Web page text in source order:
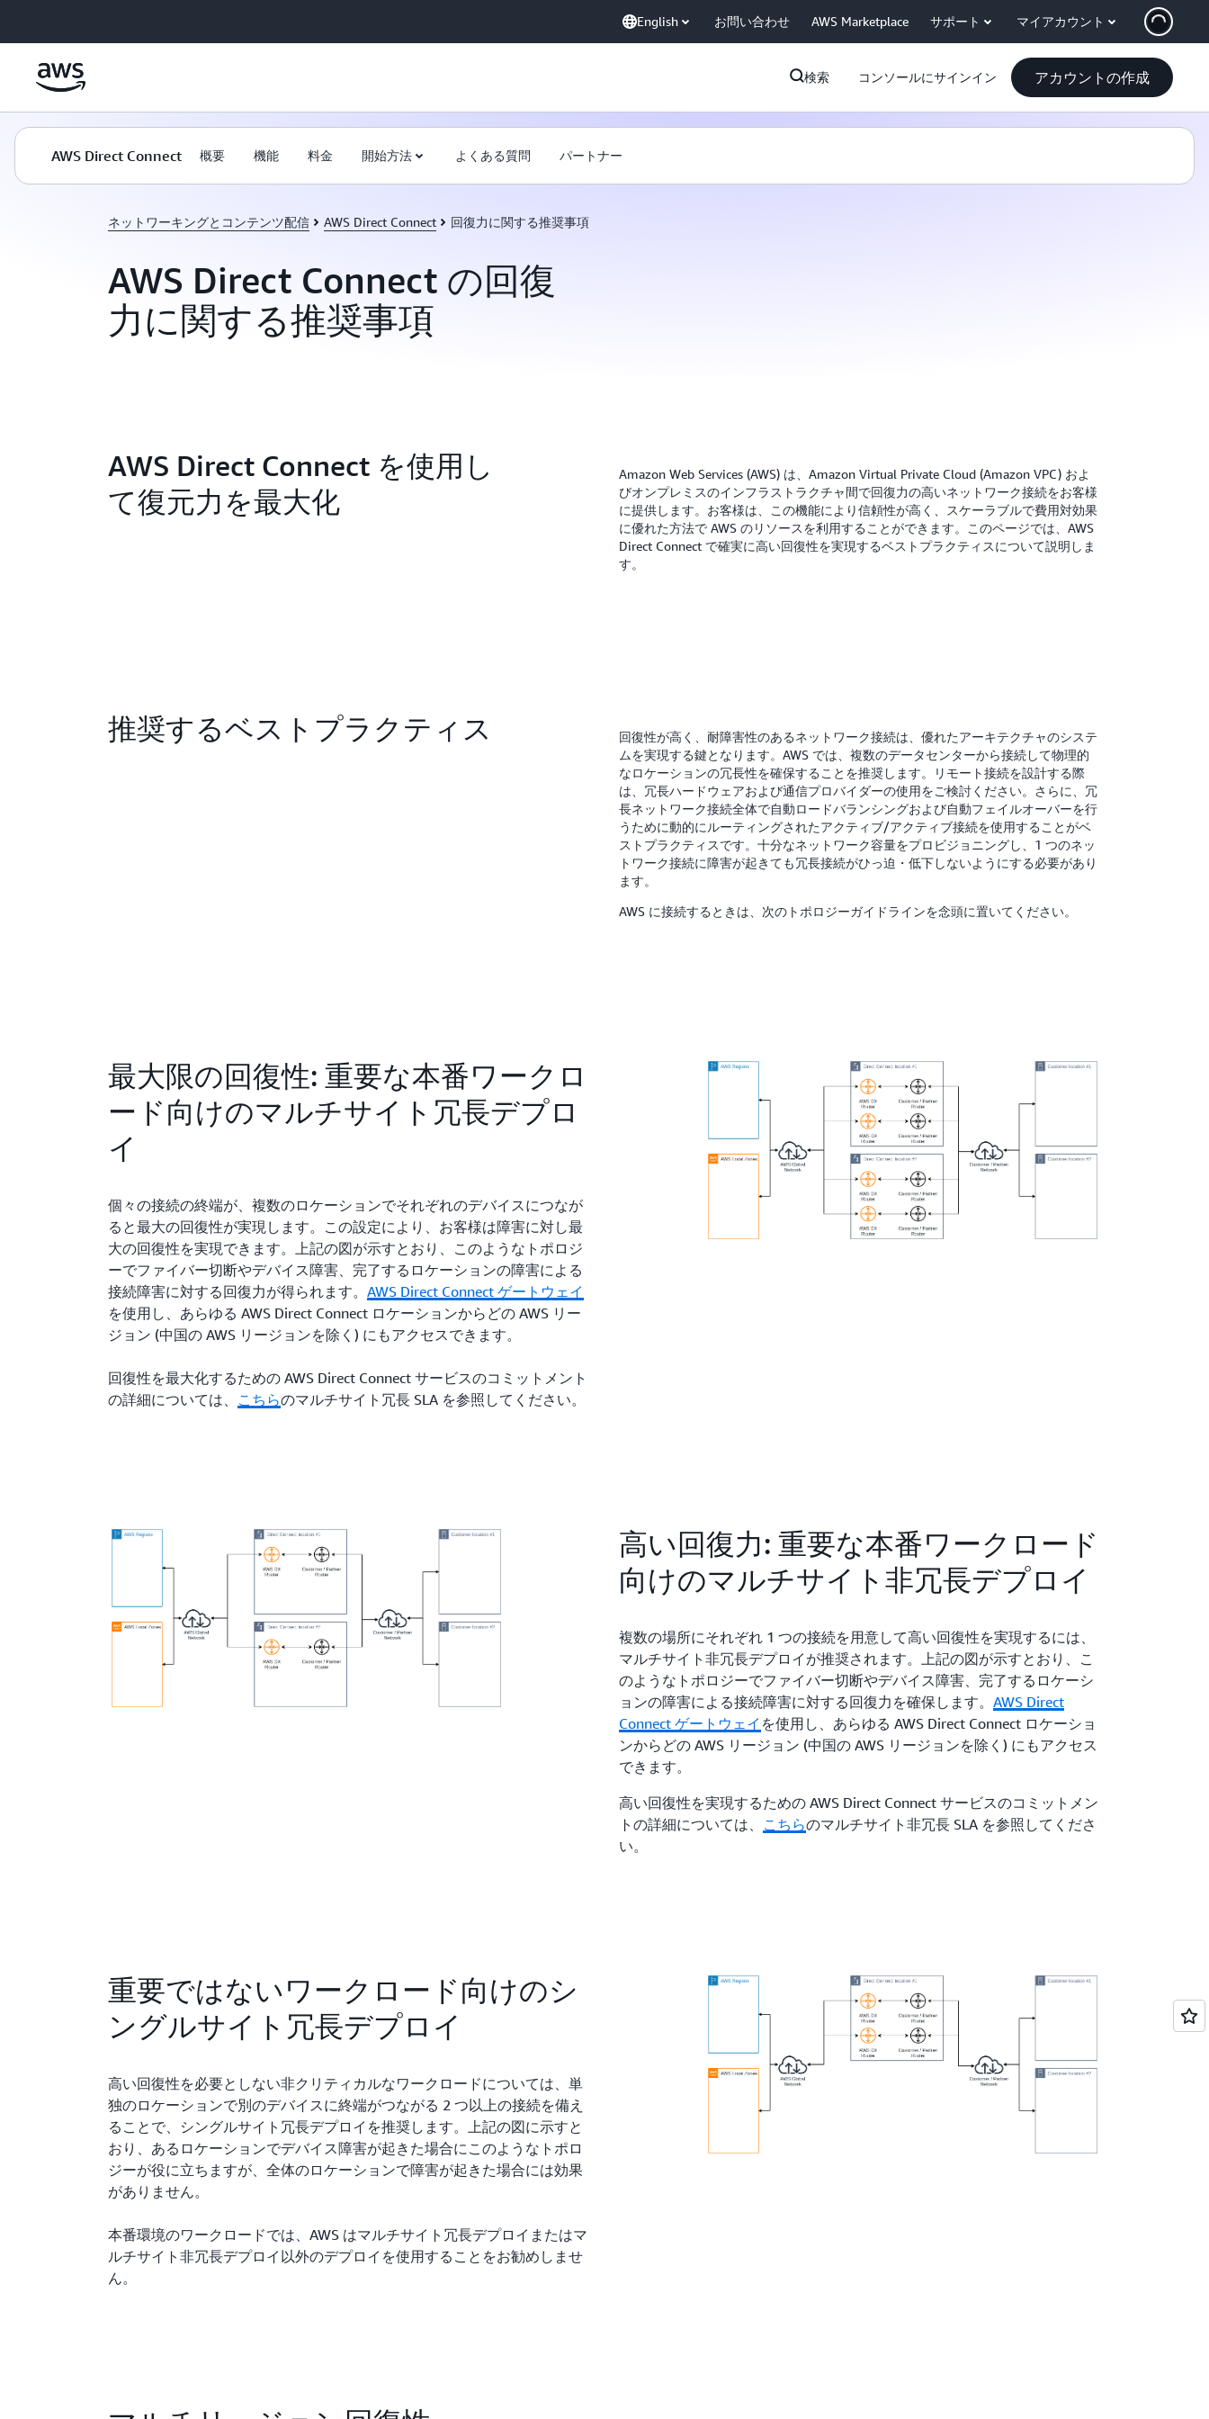
English お問い合わせ AWS Marketplace サポート マイアカウント
検索 コンソールにサインイン アカウントの作成
AWS Direct Connect 概要 機能 料金 開始方法 よくある質問 パートナー
ネットワーキングとコンテンツ配信 AWS Direct Connect 回復力に関する推奨事項
AWS Direct Connect の回復
力に関する推奨事項
AWS Direct Connect を使用し
て復元力を最大化
Amazon Web Services (AWS) は、Amazon Virtual Private Cloud (Amazon VPC) およ
びオンプレミスのインフラストラクチャ間で回復力の高いネットワーク接続をお客様
に提供します。お客様は、この機能により信頼性が高く、スケーラブルで費用対効果
に優れた方法で AWS のリソースを利用することができます。このページでは、AWS
Direct Connect で確実に高い回復性を実現するベストプラクティスについて説明しま
す。
推奨するベストプラクティス
回復性が高く、耐障害性のあるネットワーク接続は、優れたアーキテクチャのシステ
ムを実現する鍵となります。AWS では、複数のデータセンターから接続して物理的
なロケーションの冗長性を確保することを推奨します。リモート接続を設計する際
は、冗長ハードウェアおよび通信プロバイダーの使用をご検討ください。さらに、冗
長ネットワーク接続全体で自動ロードバランシングおよび自動フェイルオーバーを行
うために動的にルーティングされたアクティブ/アクティブ接続を使用することがベ
ストプラクティスです。十分なネットワーク容量をプロビジョニングし、1 つのネッ
トワーク接続に障害が起きても冗長接続がひっ迫・低下しないようにする必要があり
ます。
AWS に接続するときは、次のトポロジーガイドラインを念頭に置いてください。
最大限の回復性: 重要な本番ワークロ
ード向けのマルチサイト冗長デプロ
イ
個々の接続の終端が、複数のロケーションでそれぞれのデバイスにつなが
ると最大の回復性が実現します。この設定により、お客様は障害に対し最
大の回復性を実現できます。上記の図が示すとおり、このようなトポロジ
ーでファイバー切断やデバイス障害、完了するロケーションの障害による
接続障害に対する回復力が得られます。AWS Direct Connect ゲートウェイ
を使用し、あらゆる AWS Direct Connect ロケーションからどの AWS リー
ジョン (中国の AWS リージョンを除く) にもアクセスできます。
回復性を最大化するための AWS Direct Connect サービスのコミットメント
の詳細については、 こちらのマルチサイト冗長 SLA を参照してください。
高い回復力: 重要な本番ワークロード
向けのマルチサイト非冗長デプロイ
複数の場所にそれぞれ 1 つの接続を用意して高い回復性を実現するには、
マルチサイト非冗長デプロイが推奨されます。上記の図が示すとおり、こ
のようなトポロジーでファイバー切断やデバイス障害、完了するロケーシ
ョンの障害による接続障害に対する回復力を確保します。 AWS Direct
Connect ゲートウェイ を使用し、あらゆる AWS Direct Connect ロケーショ
ンからどの AWS リージョン (中国の AWS リージョンを除く) にもアクセス
できます。
高い回復性を実現するための AWS Direct Connect サービスのコミットメン
トの詳細については、 こちらのマルチサイト非冗長 SLA を参照してくださ
い。
重要ではないワークロード向けのシ
ングルサイト冗長デプロイ
高い回復性を必要としない非クリティカルなワークロードについては、単
独のロケーションで別のデバイスに終端がつながる 2 つ以上の接続を備え
ることで、シングルサイト冗長デプロイを推奨します。上記の図に示すと
おり、あるロケーションでデバイス障害が起きた場合にこのようなトポロ
ジーが役に立ちますが、全体のロケーションで障害が起きた場合には効果
がありません。
本番環境のワークロードでは、AWS はマルチサイト冗長デプロイまたはマ
ルチサイト非冗長デプロイ以外のデプロイを使用することをお勧めしませ
ん。